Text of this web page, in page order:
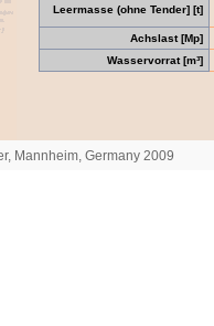
Leermasse (ohne Tender] [t]
Achslast [Mp]
Wasservorrat [m³]
Mannheim, Germany 2009